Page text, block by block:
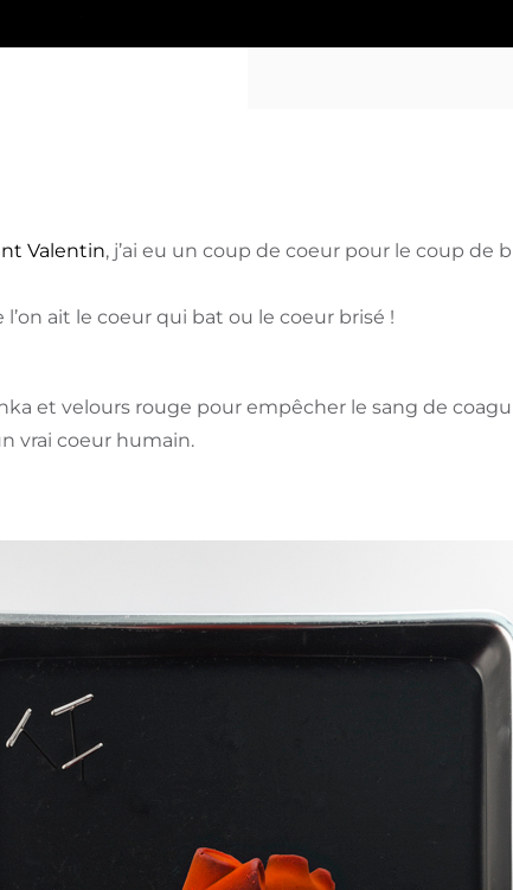
Valentin, j’ai eu un coup de coeur pour le coup de
ait le coeur qui bat ou le coeur brisé !
et velours rouge pour empêcher le sang de
vrai coeur humain.